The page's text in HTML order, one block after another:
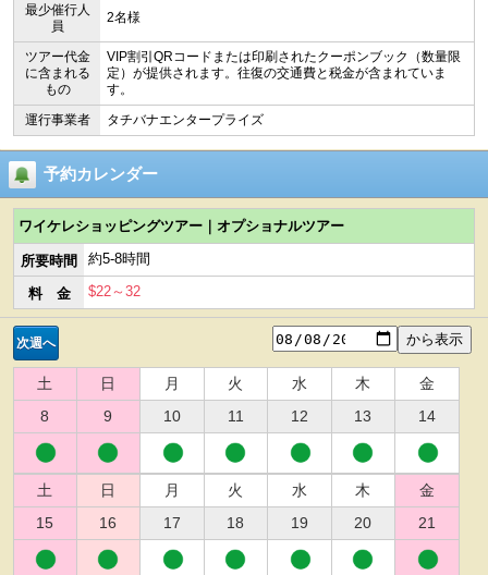
最少催行人
員
2名様
ツアー代金
に含まれる
もの
VIP割引QRコードまたは印刷されたクーポンブック（数量限
定）が提供されます。往復の交通費と税金が含まれていま
す。
運行事業者
タチバナエンタープライズ
予約カレンダー
ワイケレショッピングツアー｜オプショナルツアー
所要時間 約5-8時間
料 金 $22～32
次週へ
土 日 月 火 水 木
金
8
9 10 11 12 13 14
土 日 月 火 水 木
金
15
16 17 18 19 20 21